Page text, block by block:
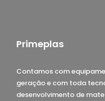
Primeplas
Contamos com
geração e com toda
desenvolvimento de